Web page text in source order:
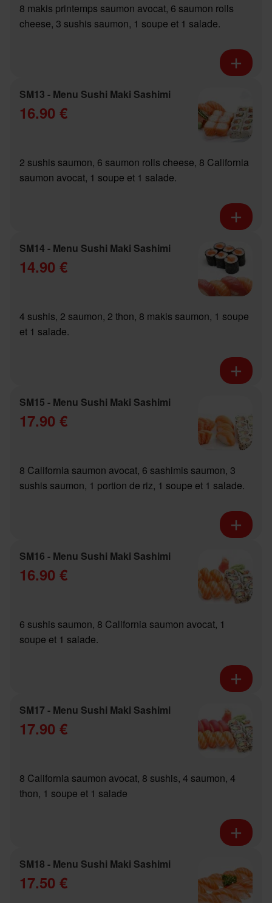
8 makis printemps saumon avocat, 6 saumon rolls
cheese, 3 sushis saumon, 1 soupe et 1 salade.
SM13 - Menu Sushi Maki Sashimi
16.90 €
2 sushis saumon, 6 saumon rolls cheese, 8 California
saumon avocat, 1 soupe et 1 salade.
SM14 - Menu Sushi Maki Sashimi
14.90 €
4 sushis, 2 saumon, 2 thon, 8 makis saumon, 1 soupe
et 1 salade.
SM15 - Menu Sushi Maki Sashimi
17.90 €
8 California saumon avocat, 6 sashimis saumon, 3
sushis saumon, 1 portion de riz, 1 soupe et 1 salade.
SM16 - Menu Sushi Maki Sashimi
16.90 €
6 sushis saumon, 8 California saumon avocat, 1
soupe et 1 salade.
SM17 - Menu Sushi Maki Sashimi
17.90 €
8 California saumon avocat, 8 sushis, 4 saumon, 4
thon, 1 soupe et 1 salade
SM18 - Menu Sushi Maki Sashimi
17.50 €